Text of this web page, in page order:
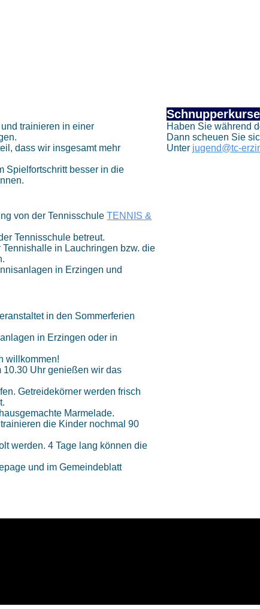
trainieren in einer
dass wir insgesamt mehr
Spielfortschritt besser in die
von der TennisschuleTENNIS &
Tennisschule betreut.
in Lauchringen bzw. die
in Erzingen und
in den Sommerferien
in Erzingen oder in
willkommen!
10.30 Uhr genießen wir das
Getreidekörner werden frisch
Marmelade.
die Kinder nochmal 90
werden. 4 Tage lang können die
und im Gemeindeblatt
Schnupperkurse
Haben Sie während
Dann scheuen Sie
Unter jugend@tc-